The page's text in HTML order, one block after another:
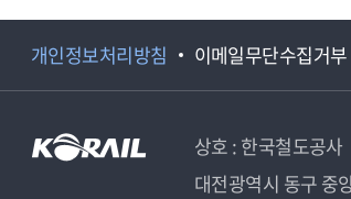
개인정보처리방침 이메일무단수집거부
상호 : 한국철도공사
대전광역시 동구 중